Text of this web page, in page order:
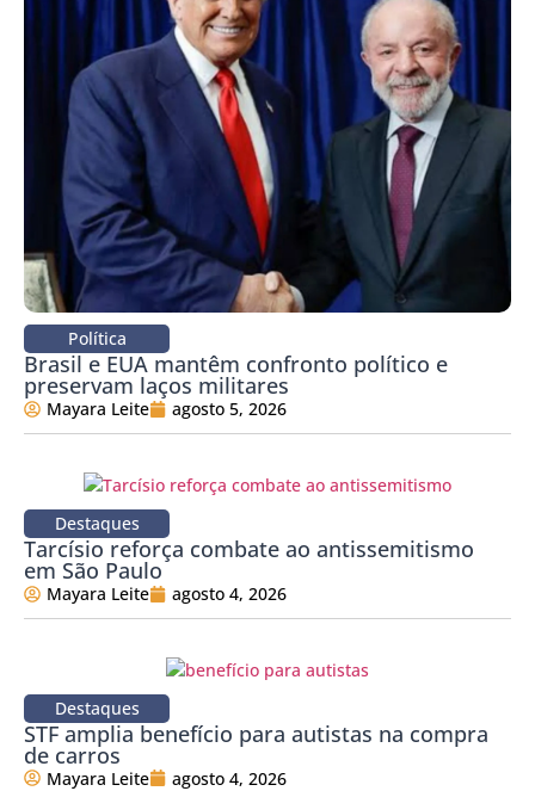
Política
Brasil e EUA mantêm confronto político e
preservam laços militares
Mayara Leite agosto 5, 2026
Destaques
Tarcísio reforça combate ao antissemitismo
em São Paulo
Mayara Leite agosto 4, 2026
Destaques
STF amplia benefício para autistas na compra
de carros
Mayara Leite agosto 4, 2026